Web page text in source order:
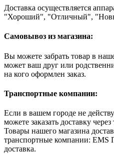
Доставка осуществляется
"Хороший", "Отличный",
Самовывоз из магазина:
Вы можете забрать товар в
может ваш друг или
на кого оформлен заказ.
Транспортные компании:
Если в вашем городе не
можете заказать доставку
Товары нашего магазина
транспортные компании:
доставка.